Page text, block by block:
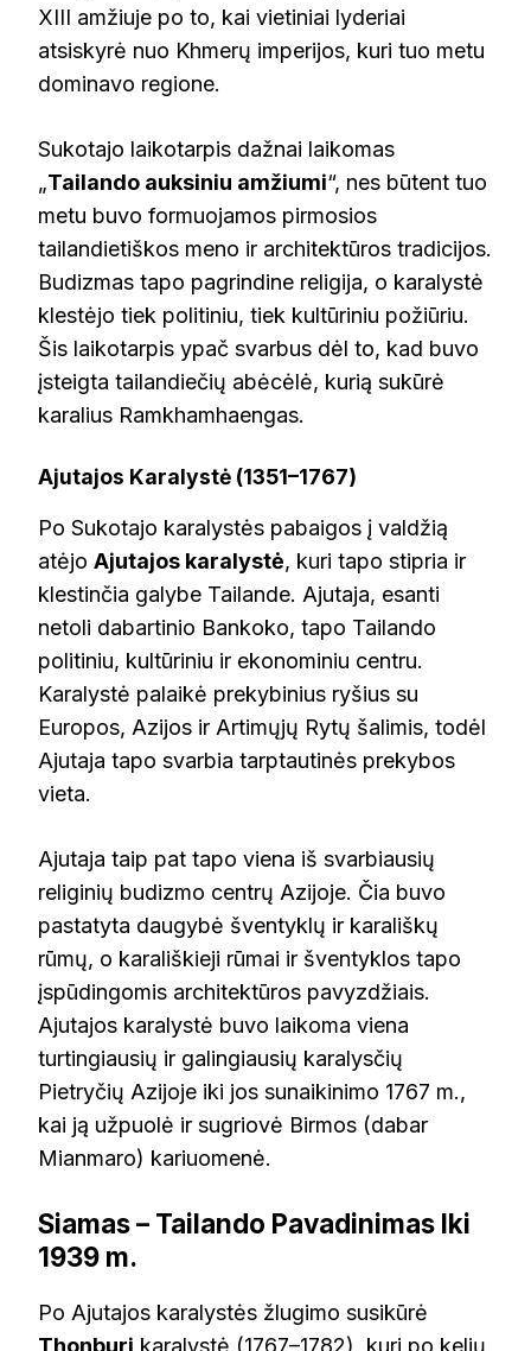
XIII amžiuje po to, kai vietiniai lyderiai
atsiskyrė nuo Khmerų imperijos, kuri tuo metu
dominavo regione.
Sukotajo laikotarpis dažnai laikomas
„Tailando auksiniu amžiumi“, nes būtent tuo
metu buvo formuojamos pirmosios
tailandietiškos meno ir architektūros tradicijos.
Budizmas tapo pagrindine religija, o karalystė
klestėjo tiek politiniu, tiek kultūriniu požiūriu.
Šis laikotarpis ypač svarbus dėl to, kad buvo
įsteigta tailandiečių abėcėlė, kurią sukūrė
karalius Ramkhamhaengas.
Ajutajos Karalystė (1351–1767)
Po Sukotajo karalystės pabaigos į valdžią
atėjo Ajutajos karalystė, kuri tapo stipria ir
klestinčia galybe Tailande. Ajutaja, esanti
netoli dabartinio Bankoko, tapo Tailando
politiniu, kultūriniu ir ekonominiu centru.
Karalystė palaikė prekybinius ryšius su
Europos, Azijos ir Artimųjų Rytų šalimis, todėl
Ajutaja tapo svarbia tarptautinės prekybos
vieta.
Ajutaja taip pat tapo viena iš svarbiausių
religinių budizmo centrų Azijoje. Čia buvo
pastatyta daugybė šventyklų ir karališkų
rūmų, o karališkieji rūmai ir šventyklos tapo
įspūdingomis architektūros pavyzdžiais.
Ajutajos karalystė buvo laikoma viena
turtingiausių ir galingiausių karalysčių
Pietryčių Azijoje iki jos sunaikinimo 1767 m.,
kai ją užpuolė ir sugriovė Birmos (dabar
Mianmaro) kariuomenė.
Siamas – Tailando Pavadinimas Iki
1939 m.
Po Ajutajos karalystės žlugimo susikūrė
Thonburi karalystė (1767–1782), kuri po kelių